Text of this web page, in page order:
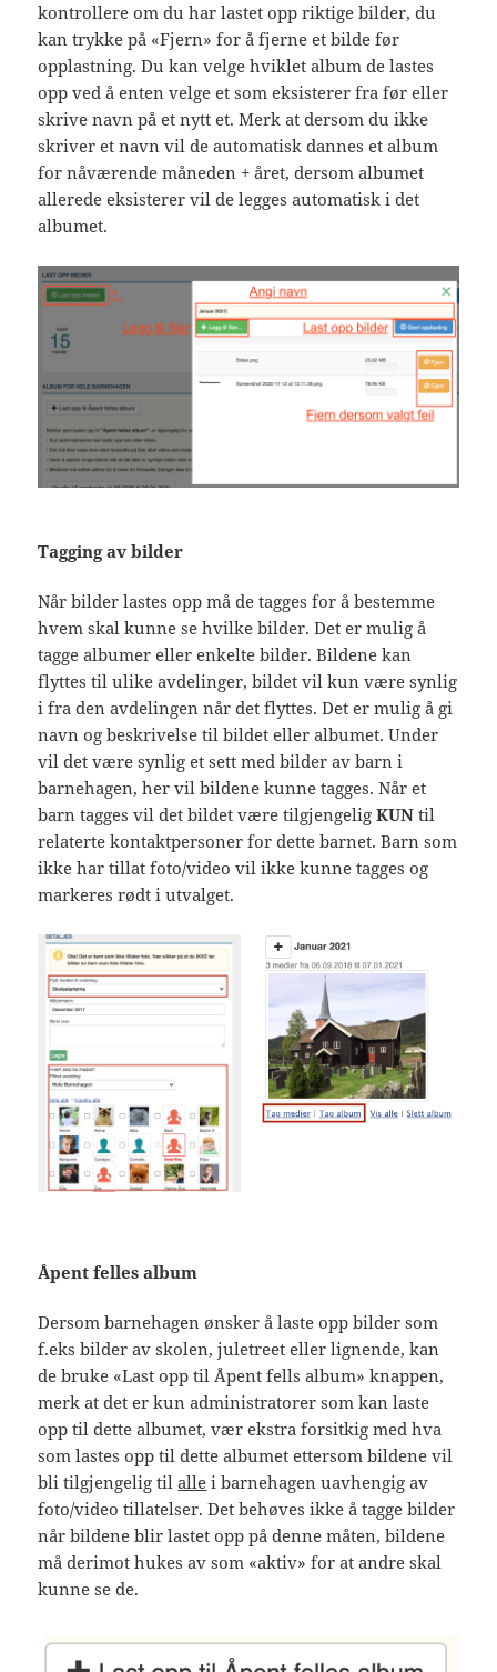
kontrollere om du har lastet opp riktige bilder, du
kan trykke på «Fjern» for å fjerne et bilde før
opplastning. Du kan velge hviklet album de lastes
opp ved å enten velge et som eksisterer fra før eller
skrive navn på et nytt et. Merk at dersom du ikke
skriver et navn vil de automatisk dannes et album
for nåværende måneden + året, dersom albumet
allerede eksisterer vil de legges automatisk i det
albumet.
Tagging av bilder
Når bilder lastes opp må de tagges for å bestemme
hvem skal kunne se hvilke bilder. Det er mulig å
tagge albumer eller enkelte bilder. Bildene kan
flyttes til ulike avdelinger, bildet vil kun være synlig
i fra den avdelingen når det flyttes. Det er mulig å gi
navn og beskrivelse til bildet eller albumet. Under
vil det være synlig et sett med bilder av barn i
barnehagen, her vil bildene kunne tagges. Når et
barn tagges vil det bildet være tilgjengeligKUN til
relaterte kontaktpersoner for dette barnet. Barn som
ikke har tillat foto/video vil ikke kunne tagges og
markeres rødt i utvalget.
Åpent felles album
Dersom barnehagen ønsker å laste opp bilder som
f.eks bilder av skolen, juletreet eller lignende, kan
de bruke «Last opp til Åpent fells album» knappen,
merk at det er kun administratorer som kan laste
opp til dette albumet, vær ekstra forsitkig med hva
som lastes opp til dette albumet ettersom bildene vil
bli tilgjengelig tilalle i barnehagen uavhengig av
foto/video tillatelser. Det behøves ikke å tagge bilder
når bildene blir lastet opp på denne måten, bildene
må derimot hukes av som «aktiv» for at andre skal
kunne se de.